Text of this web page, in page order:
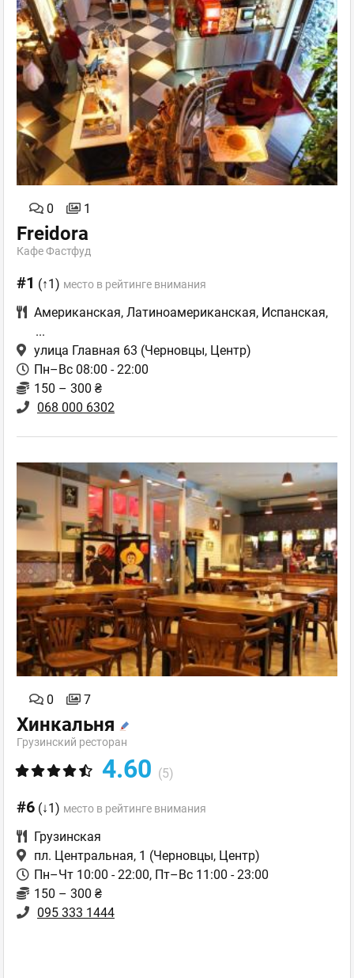
0 1
Freidora
Кафе Фастфуд
#1 (↑1) место в рейтинге внимания
Американская, Латиноамериканская, Испанская,
...
улица Главная 63 (Черновцы, Центр)
Пн–Вс 08:00 - 22:00
150 – 300 ₴
068 000 6302
0 7
Хинкальня
Грузинский ресторан
4.60 (5)
#6 (↓1) место в рейтинге внимания
Грузинская
пл. Центральная, 1 (Черновцы, Центр)
Пн–Чт 10:00 - 22:00, Пт–Вс 11:00 - 23:00
150 – 300 ₴
095 333 1444